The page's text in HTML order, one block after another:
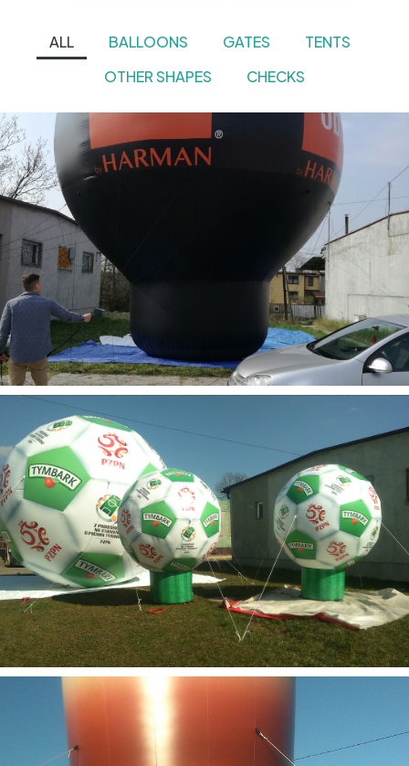
ALL BALLOONS GATES
TENTS
OTHER SHAPES
CHECKS